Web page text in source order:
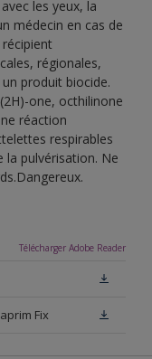
les yeux, la
médecin en cas de
régionales,
produit biocide.
one, octhilinone
réaction
respirables
la pulvérisation. Ne
Télécharger Adobe Reader
Fix